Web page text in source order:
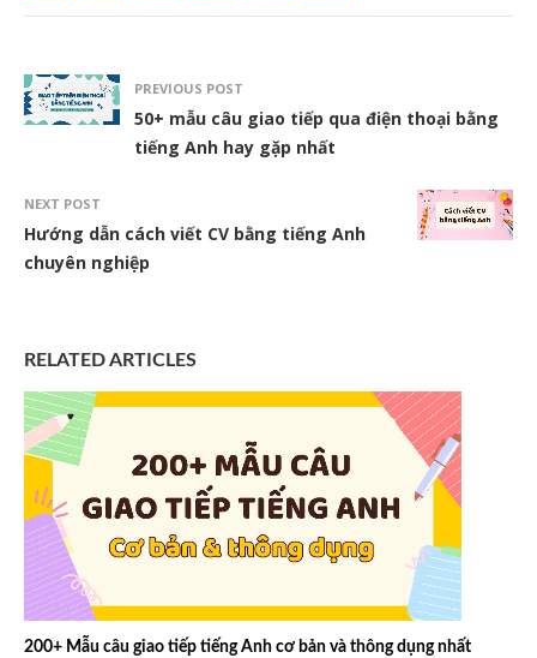
PREVIOUS POST
50+ mẫu câu giao tiếp qua điện thoại bằng
tiếng Anh hay gặp nhất
NEXT POST
Hướng dẫn cách viết CV bằng tiếng Anh
chuyên nghiệp
RELATED ARTICLES
200+ Mẫu câu giao tiếp tiếng Anh cơ bản và thông dụng nhất